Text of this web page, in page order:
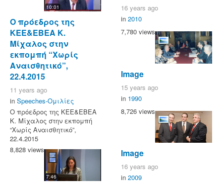
10:01
Ο πρόεδρος της
ΚΕΕ&ΕΒΕΑ Κ.
Μίχαλος στην
εκπομπή “Χωρίς
Αναισθητικό”,
22.4.2015
11 years ago
in Speeches-Ομιλίες
Ο πρόεδρος της ΚΕΕ&ΕΒΕΑ
Κ. Μίχαλος στην εκπομπή
“Χωρίς Αναισθητικό”,
22.4.2015
8,828 views
7:46
16 years ago
in 2010
7,780 views
Image
15 years ago
in 1990
8,726 views
Image
16 years ago
in 2009